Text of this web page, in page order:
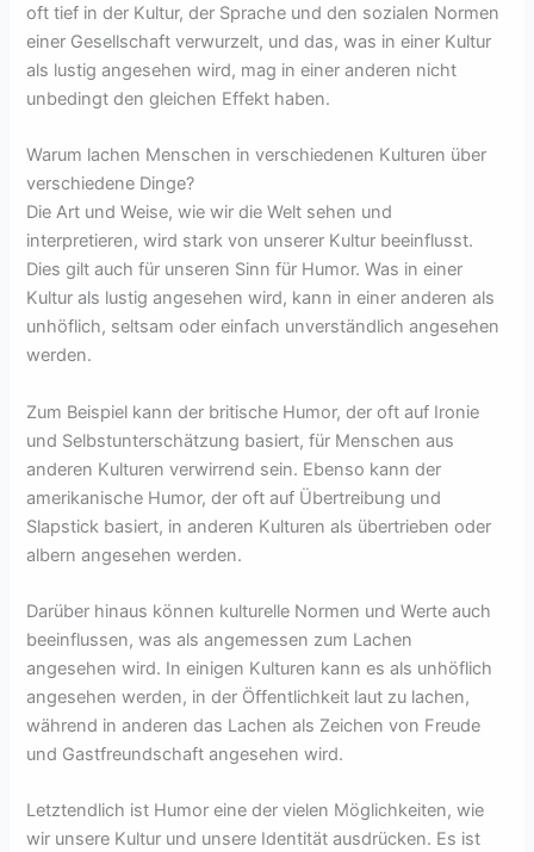
oft tief in der Kultur, der Sprache und den sozialen Normen
einer Gesellschaft verwurzelt, und das, was in einer Kultur
als lustig angesehen wird, mag in einer anderen nicht
unbedingt den gleichen Effekt haben.
Warum lachen Menschen in verschiedenen Kulturen über
verschiedene Dinge?
Die Art und Weise, wie wir die Welt sehen und
interpretieren, wird stark von unserer Kultur beeinflusst.
Dies gilt auch für unseren Sinn für Humor. Was in einer
Kultur als lustig angesehen wird, kann in einer anderen als
unhöflich, seltsam oder einfach unverständlich angesehen
werden.
Zum Beispiel kann der britische Humor, der oft auf Ironie
und Selbstunterschätzung basiert, für Menschen aus
anderen Kulturen verwirrend sein. Ebenso kann der
amerikanische Humor, der oft auf Übertreibung und
Slapstick basiert, in anderen Kulturen als übertrieben oder
albern angesehen werden.
Darüber hinaus können kulturelle Normen und Werte auch
beeinflussen, was als angemessen zum Lachen
angesehen wird. In einigen Kulturen kann es als unhöflich
angesehen werden, in der Öffentlichkeit laut zu lachen,
während in anderen das Lachen als Zeichen von Freude
und Gastfreundschaft angesehen wird.
Letztendlich ist Humor eine der vielen Möglichkeiten, wie
wir unsere Kultur und unsere Identität ausdrücken. Es ist